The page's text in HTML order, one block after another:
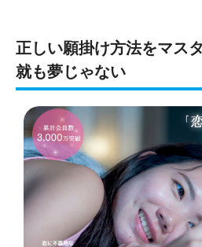
正しい願掛け方法をマス
就も夢じゃない